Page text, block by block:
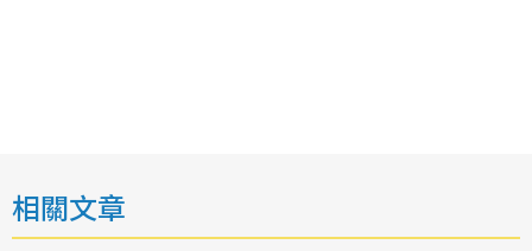
相關文章